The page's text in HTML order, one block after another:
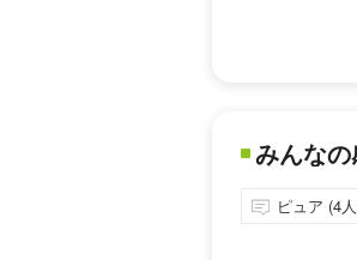
みんな
ピュア (4